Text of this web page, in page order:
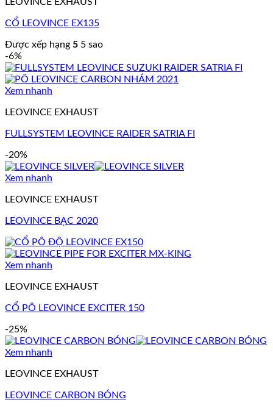
CỔ LEOVINCE EX135
Được xếp hạng 5 5 sao
-6%
Xem nhanh
LEOVINCE EXHAUST
FULLSYSTEM LEOVINCE RAIDER SATRIA FI
-20%
Xem nhanh
LEOVINCE EXHAUST
LEOVINCE BẠC 2020
Xem nhanh
LEOVINCE EXHAUST
CỔ PÔ LEOVINCE EXCITER 150
-25%
Xem nhanh
LEOVINCE EXHAUST
LEOVINCE CARBON BÓNG